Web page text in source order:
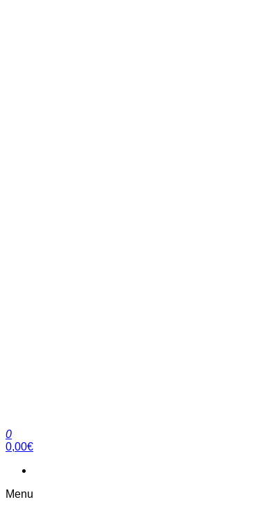
clubdial.fr
Tout est clair sur clubdial.fr !
0
0,00€
Menu